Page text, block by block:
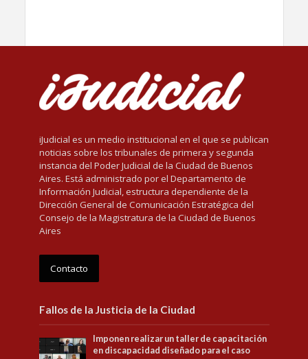
iJudicial es un medio institucional en el que se publican
noticias sobre los tribunales de primera y segunda
instancia del Poder Judicial de la Ciudad de Buenos
Aires. Está administrado por el Departamento de
Información Judicial, estructura dependiente de la
Dirección General de Comunicación Estratégica del
Consejo de la Magistratura de la Ciudad de Buenos
Aires
Contacto
Fallos de la Justicia de la Ciudad
Imponen realizar un taller de capacitación
en discapacidad diseñado para el caso